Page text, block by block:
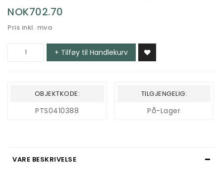
NOK702.70
Pris inkl. mva
+ Tilføy til Handlekurv
OBJEKTKODE:
PTS0410388
TILGJENGELIG:
På-Lager
VARE BESKRIVELSE